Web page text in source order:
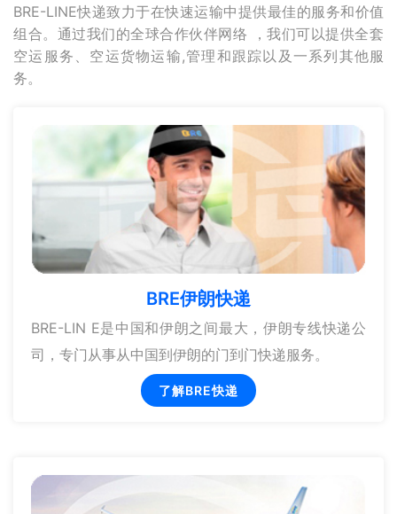
BRE-LINE快递致力于在快速运输中提供最佳的服务和价值
组合。通过我们的全球合作伙伴网络 ，我们可以提供全套
空运服务、空运货物运输,管理和跟踪以及一系列其他服
务。
BRE伊朗快递
BRE-LIN E是中国和伊朗之间最大，伊朗专线快递公
司，专门从事从中国到伊朗的门到门快递服务。
了解BRE快递